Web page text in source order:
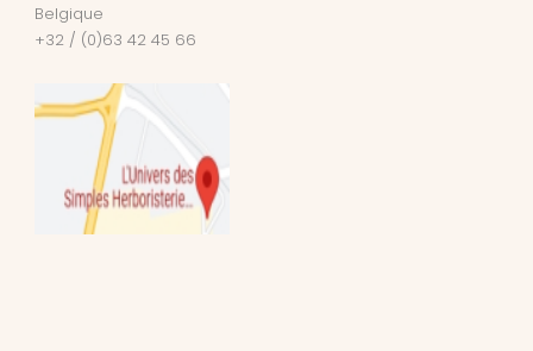
Belgique
+32 / (0)63 42 45 66